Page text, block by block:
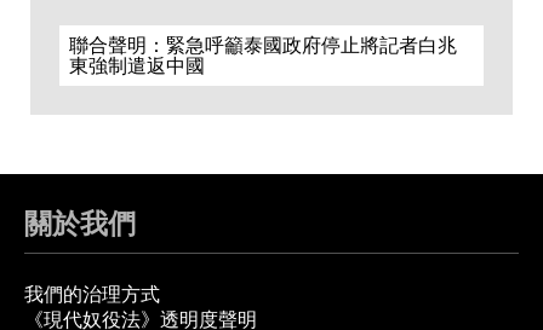
聯合聲明：緊急呼籲泰國政府停止將記者白兆
東強制遣返中國
關於我們
我們的治理方式
《現代奴役法》透明度聲明